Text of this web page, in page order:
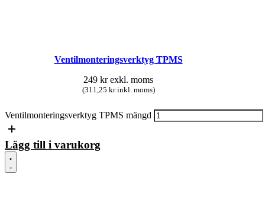
Ventilmonteringsverktyg TPMS
249 kr exkl. moms
(311,25 kr inkl. moms)
Ventilmonteringsverktyg TPMS mängd
Lägg till i varukorg